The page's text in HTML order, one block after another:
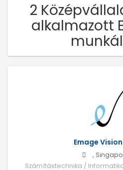
2
alkalmazott
Emage
,
Számítástechnika /